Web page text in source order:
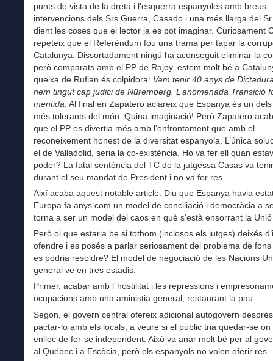
punts de vista de la dreta i l’esquerra espanyoles amb breus
intervencions dels Srs Guerra, Casado i una més llarga del
dient les coses que el lector ja es pot imaginar. Curiosament
repeteix que el Referèndum fou una trama per tapar la
Catalunya. Dissortadament ningú ha aconseguit eliminar la
però comparats amb el PP de Rajoy, estem molt bé a
queixa de Rufian és colpidora: Vam tenir 40 anys de
hem tingut cap judici de Nüremberg. L’anomenada Transició
mentida. Al final en Zapatero aclareix que Espanya és un
més tolerants del món. Quina imaginació! Però Zapatero
que el PP es divertia més amb l’enfrontament que amb el
reconeixement honest de la diversitat espanyola. L’única
el de Valladolid, seria la co-existència. Ho va fer ell quan
poder? La fatal sentència del TC de la jutgessa Casas va
durant el seu mandat de President i no va fer res.
Així acaba aquest notable article. Diu que Espanya havia
Europa fa anys com un model de conciliació i democràcia a
torna a ser un model del caos en què s’està ensorrant la
Però oi que estaria be si tothom (inclosos els jutges) deixés
ofendre i es posés a parlar seriosament del problema de
es podria resoldre? El model de negociació de les Nacions
general ve en tres estadis:
Primer, acabar amb l´hostilitat i les repressions i
ocupacions amb una aministia general, restaurant la pau.
Segon, el govern central ofereix adicional autogovern
pactar-lo amb els locals, a veure si el públic tria quedar-se on
enlloc de fer-se independent. Això va anar molt bé per al
al Québec i a Escòcia, però els espanyols no volen oferir res.